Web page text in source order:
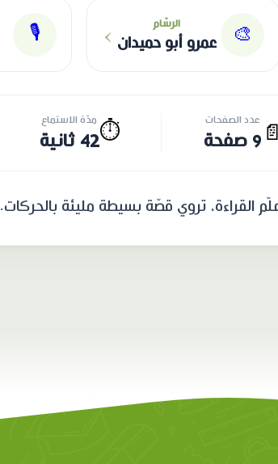
🎨
الرسّام
عمرو أبو حميدان ›
🎙
📄
عدد الصفحات
9 صفحة ⏱️ مدّة الاستماع
42 ثانية
القراءة، تروي قصّة بسيطة مليئة بالحركات.